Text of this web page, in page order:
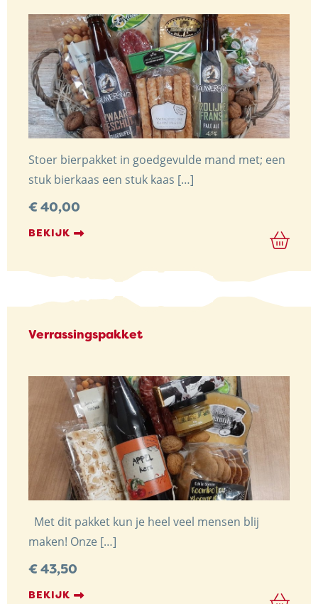
Stoer bierpakket in goedgevulde mand met; een
stuk bierkaas een stuk kaas […]
€40,00
BEKIJK
Verrassingspakket
Met dit pakket kun je heel veel mensen blij
maken! Onze […]
€43,50
BEKIJK